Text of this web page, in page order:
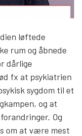
løftede
rum og åbnede
dårlige
fx at psykiatrien
sygdom til et
og at
Og
om at være mest